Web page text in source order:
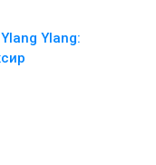
Ylang: